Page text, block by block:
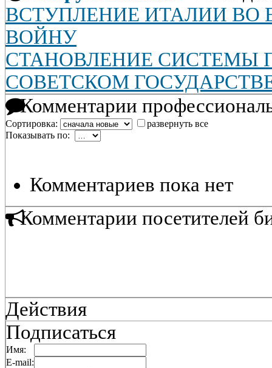
ВСТУПЛЕНИЕ ИТАЛИИ
ВОЙНУ
СТАНОВЛЕНИЕ СИСТЕМЫ
СОВЕТСКОМ
Комментарии
Сортировка:
развернуть все
Показывать по:
Комментариев пока нет
Комментарии посетителей
Действия
Подписаться
Имя:
E-mail: